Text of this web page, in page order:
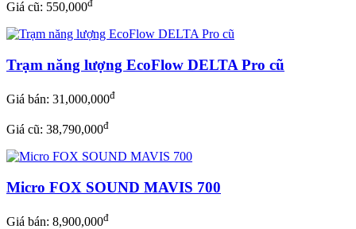
Giá cũ: 550,000đ
Trạm năng lượng EcoFlow DELTA Pro cũ
Giá bán: 31,000,000đ
Giá cũ: 38,790,000đ
Micro FOX SOUND MAVIS 700
Giá bán: 8,900,000đ